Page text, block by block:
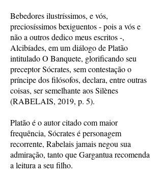
Bebedores ilustríssimos, e vós,
preciosíssimos bexiguentos - pois a vós e
não a outros dedico meus escritos -,
Alcibíades, em um diálogo de Platão
intitulado O Banquete, glorificando seu
preceptor Sócrates, sem contestação o
príncipe dos filósofos, declara, entre outras
coisas, ser semelhante aos Silènes
(RABELAIS, 2019, p. 5).
Platão é o autor citado com maior
frequência, Sócrates é personagem
recorrente, Rabelais jamais negou sua
admiração, tanto que Gargantua recomenda
a leitura a seu filho.